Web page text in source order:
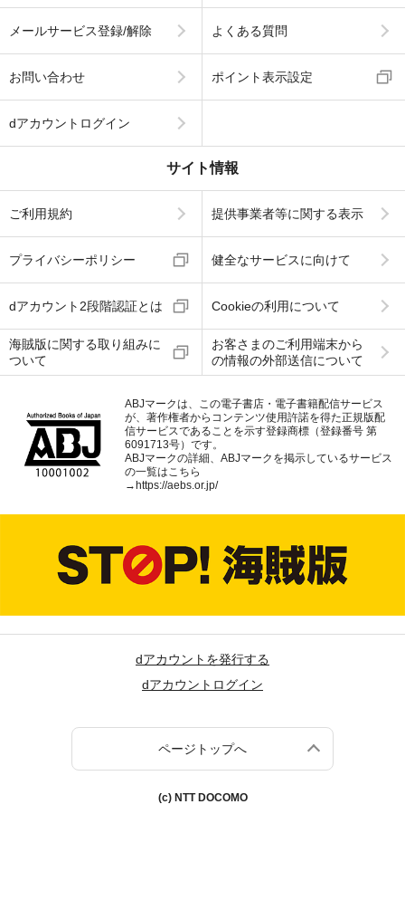
メールサービス登録/解除 よくある質問
お問い合わせ ポイント表示設定
dアカウントログイン
サイト情報
ご利用規約 提供事業者等に関する表示
プライバシーポリシー 健全なサービスに向けて
dアカウント2段階認証とは Cookieの利用について
海賊版に関する取り組みに
ついて
お客さまのご利用端末から
の情報の外部送信について
ABJマークは、この電子書店・電子書籍配信サービス
が、著作権者からコンテンツ使用許諾を得た正規版配
信サービスであることを示す登録商標（登録番号 第
6091713号）です。
ABJマークの詳細、ABJマークを掲示しているサービス
の一覧はこちら
→ https://aebs.or.jp/
dアカウントを発行する
dアカウントログイン
ページトップへ
(c) NTT DOCOMO